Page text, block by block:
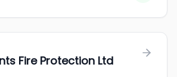
Fire Protection Ltd